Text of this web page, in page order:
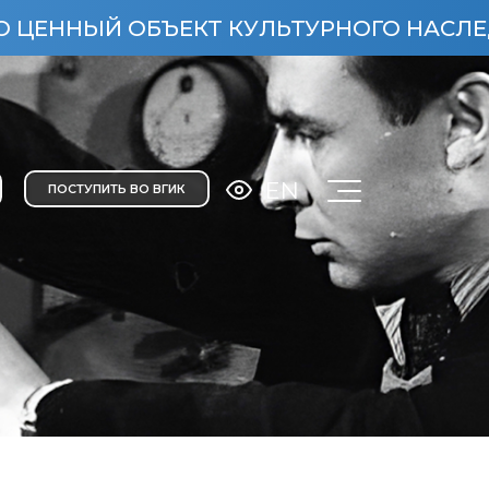
ОБЪЕКТ КУЛЬТУРНОГО НАСЛЕДИЯ
ПОСТУПИТЬ ВО ВГИК EN